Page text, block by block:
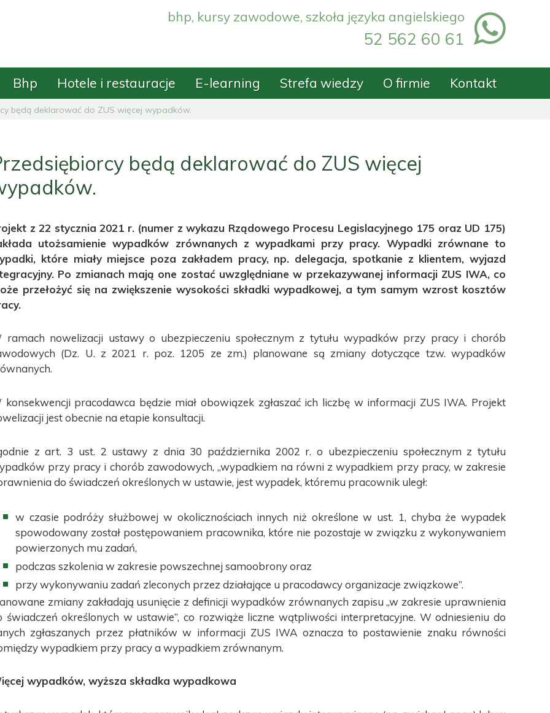
bhp, kursy zawodowe, szkoła języka angielskiego
52 562 60 61
Bhp Hotele i restauracje E-learning Strefa wiedzy O firmie Kontakt
będą deklarować do ZUS więcej wypadków.
będą deklarować do ZUS więcej
z 22 stycznia 2021 r. (numer z wykazu Rządowego Procesu Legislacyjnego 175 oraz UD 175)
utożsamienie wypadków zrównanych z wypadkami przy pracy. Wypadki zrównane to
które miały miejsce poza zakładem pracy, np. delegacja, spotkanie z klientem, wyjazd
Po zmianach mają one zostać uwzględniane w przekazywanej informacji ZUS IWA, co
przełożyć się na zwiększenie wysokości składki wypadkowej, a tym samym wzrost kosztów
ramach nowelizacji ustawy o ubezpieczeniu społecznym z tytułu wypadków przy pracy i chorób
(Dz. U. z 2021 r. poz. 1205 ze zm.) planowane są zmiany dotyczące tzw. wypadków
konsekwencji pracodawca będzie miał obowiązek zgłaszać ich liczbę w informacji ZUS IWA. Projekt
jest obecnie na etapie konsultacji.
z art. 3 ust. 2 ustawy z dnia 30 października 2002 r. o ubezpieczeniu społecznym z tytułu
przy pracy i chorób zawodowych, „wypadkiem na równi z wypadkiem przy pracy, w zakresie
do świadczeń określonych w ustawie, jest wypadek, któremu pracownik uległ:
w czasie podróży służbowej w okolicznościach innych niż określone w ust. 1, chyba że wypadek
spowodowany został postępowaniem pracownika, które nie pozostaje w związku z wykonywaniem
powierzonych mu zadań,
podczas szkolenia w zakresie powszechnej samoobrony oraz
przy wykonywaniu zadań zleconych przez działające u pracodawcy organizacje związkowe”.
zmiany zakładają usunięcie z definicji wypadków zrównanych zapisu „w zakresie uprawnienia
świadczeń określonych w ustawie”, co rozwiąże liczne wątpliwości interpretacyjne. W odniesieniu do
zgłaszanych przez płatników w informacji ZUS IWA oznacza to postawienie znaku równości
wypadkiem przy pracy a wypadkiem zrównanym.
wypadków, wyższa składka wypadkowa